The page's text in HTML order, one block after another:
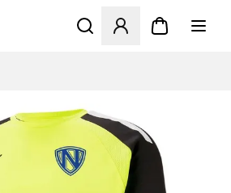
Åbner en Modal til at